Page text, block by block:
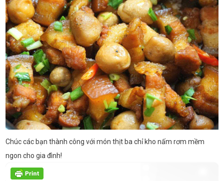
Chúc các bạn thành công với món thịt ba chỉ kho nấm rơm mềm
ngon cho gia đình!